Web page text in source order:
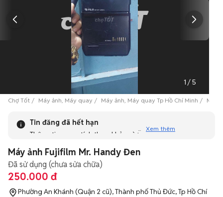
1 /5
Chợ Tốt Máy ảnh, Máy quay Máy ảnh, Máy quay Tp Hồ Chí Minh Máy
Tin đăng đã hết hạn
Thông tin mang tính tham khảo và bạn không thể liên hệ
tương tự khác dưới đây nhé!
Xem thêm
Máy ảnh Fujifilm Mr. Handy Đen
Đã sử dụng (chưa sửa chữa)
250.000 đ
Phường An Khánh (Quận 2 cũ), Thành phố Thủ Đức, Tp Hồ Chí